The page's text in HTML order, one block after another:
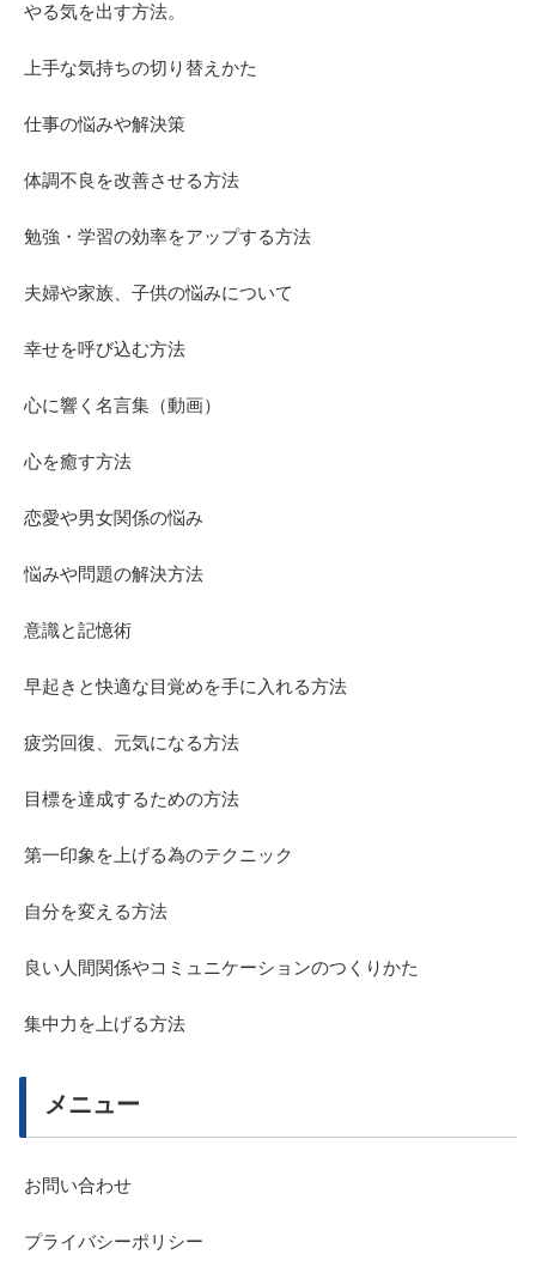
やる気を出す方法。
上手な気持ちの切り替えかた
仕事の悩みや解決策
体調不良を改善させる方法
勉強・学習の効率をアップする方法
夫婦や家族、子供の悩みについて
幸せを呼び込む方法
心に響く名言集（動画）
心を癒す方法
恋愛や男女関係の悩み
悩みや問題の解決方法
意識と記憶術
早起きと快適な目覚めを手に入れる方法
疲労回復、元気になる方法
目標を達成するための方法
第一印象を上げる為のテクニック
自分を変える方法
良い人間関係やコミュニケーションのつくりかた
集中力を上げる方法
メニュー
お問い合わせ
プライバシーポリシー